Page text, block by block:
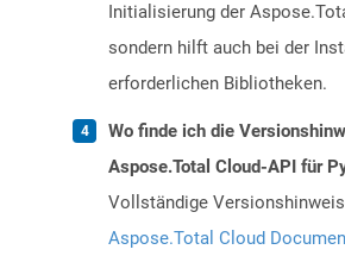
Initialisierung der
sondern hilft auch bei der
erforderlichen Bibliotheken.
Wo finde ich die
Aspose.Total Cloud-API für
Vollständige
Aspose.Total Cloud